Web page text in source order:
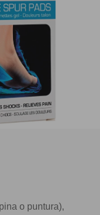
o puntura),